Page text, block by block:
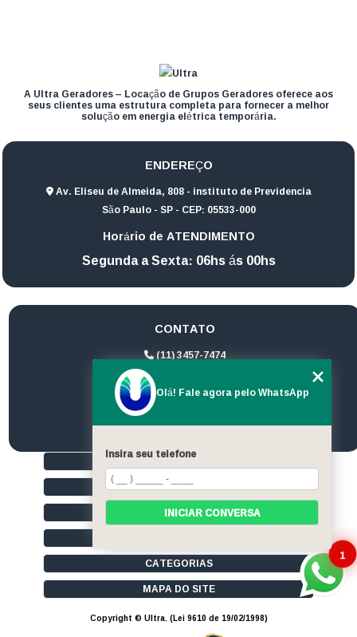
A Ultra Geradores – Locação de Grupos Geradores oferece aos
seus clientes uma estrutura completa para fornecer a melhor
solução em energia elétrica temporária.
ENDEREÇO
Av. Eliseu de Almeida, 808 - instituto de Previdencia
São Paulo - SP - CEP: 05533-000
Horário de ATENDIMENTO
Segunda a Sexta: 06hs ás 00hs
CONTATO
(11) 3457-7474
(11) 94172-1974
contato@ultrageradores.com
HOME
QUEM SOMOS
SERVIÇOS
CATEGORIAS
MAPA DO SITE
Copyright © Ultra. (Lei 9610 de 19/02/1998)
1
Olá! Fale agora pelo WhatsApp
Insira seu telefone
INICIAR CONVERSA